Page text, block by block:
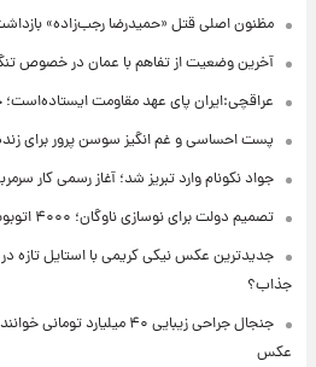
مظنون اصلی قتل «حمیدرضا رجب‌زاده»
آخرین وضعیت از تفاهم با عمان در خصوص
عراقچی:ایران پای عهد مقاومت
پست احساسی و غم انگیز سوسن پرور برای
جواد نکونام وارد تبریز شد؛ آغاز رسمی کار
تصمیم دولت برای نوسازی ناوگان؛ ۴۰۰۰ اتوبوس نو به کشور می‌آید
جدیدترین عکس نیکی کریمی با استایل تازه در
جذاب؟
جنجال جراحی زیبایی ۴۰
عکس